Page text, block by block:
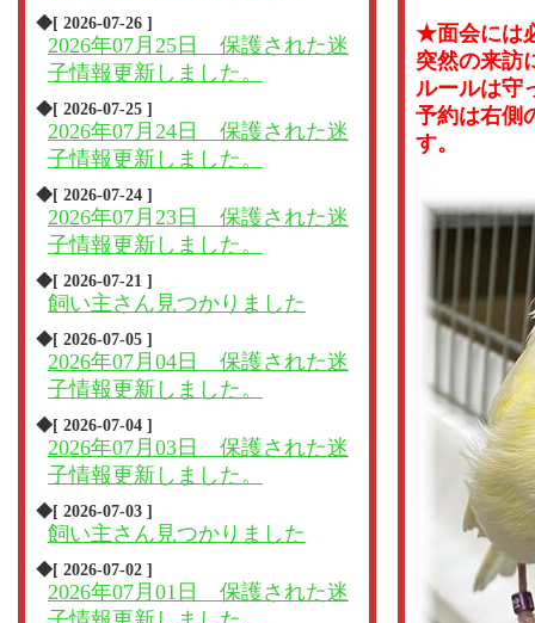
◆[ 2026-07-26 ]
2026年07月25日 保護された迷
子情報更新しました。
◆[ 2026-07-25 ]
2026年07月24日 保護された迷
子情報更新しました。
◆[ 2026-07-24 ]
2026年07月23日 保護された迷
子情報更新しました。
◆[ 2026-07-21 ]
飼い主さん見つかりました
◆[ 2026-07-05 ]
2026年07月04日 保護された迷
子情報更新しました。
◆[ 2026-07-04 ]
2026年07月03日 保護された迷
子情報更新しました。
◆[ 2026-07-03 ]
飼い主さん見つかりました
◆[ 2026-07-02 ]
2026年07月01日 保護された迷
★面会には
突然の来訪
ルールは守
予約は右側
す。